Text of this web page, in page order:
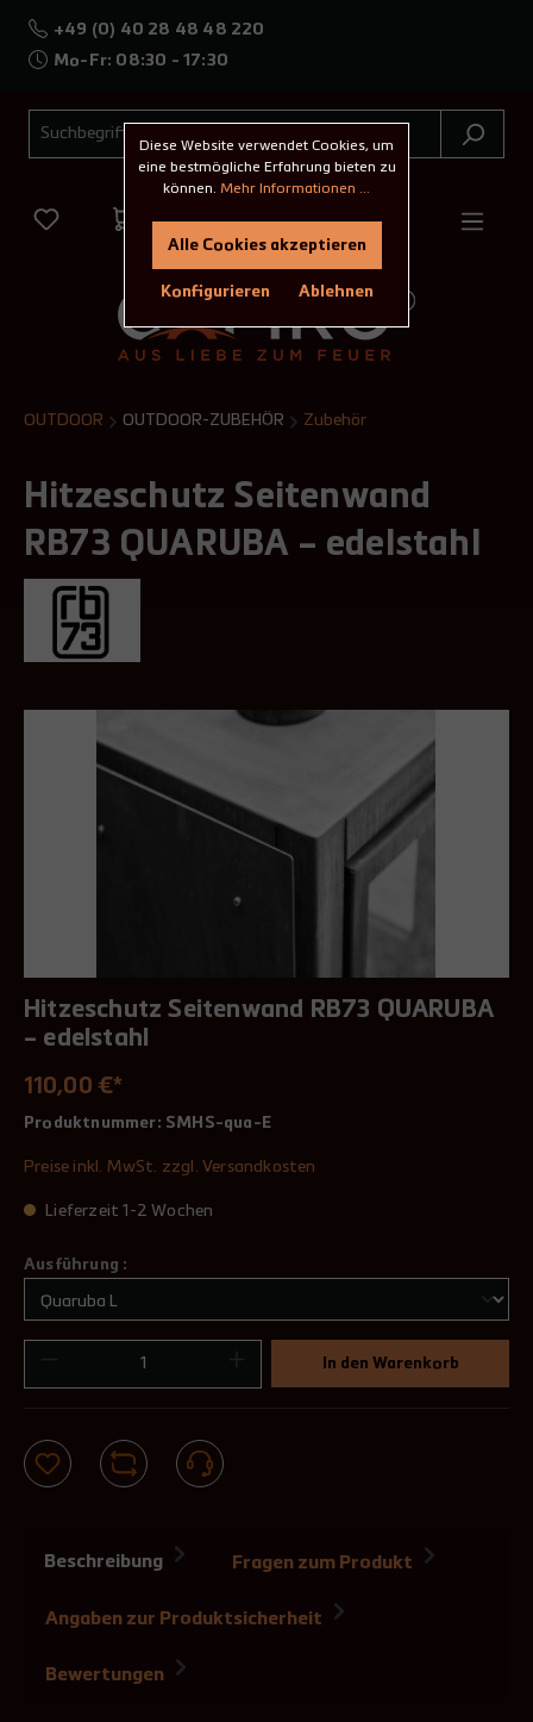
+49 (0) 40 28 48 48 220
Mo-Fr: 08:30 - 17:30
OUTDOOR OUTDOOR-ZUBEHÖR Zubehör
Hitzeschutz Seitenwand
RB73 QUARUBA – edelstahl
Hitzeschutz Seitenwand RB73 QUARUBA
– edelstahl
110,00 €*
Produktnummer: SMHS-qua-E
Preise inkl. MwSt. zzgl. Versandkosten
Lieferzeit 1-2 Wochen
Ausführung :
In den Warenkorb
Beschreibung Fragen zum Produkt
Angaben zur Produktsicherheit
Bewertungen
Diese Website verwendet Cookies, um
eine bestmögliche Erfahrung bieten zu
können. Mehr Informationen ...
Ablehnen
Konfigurieren
Alle Cookies akzeptieren